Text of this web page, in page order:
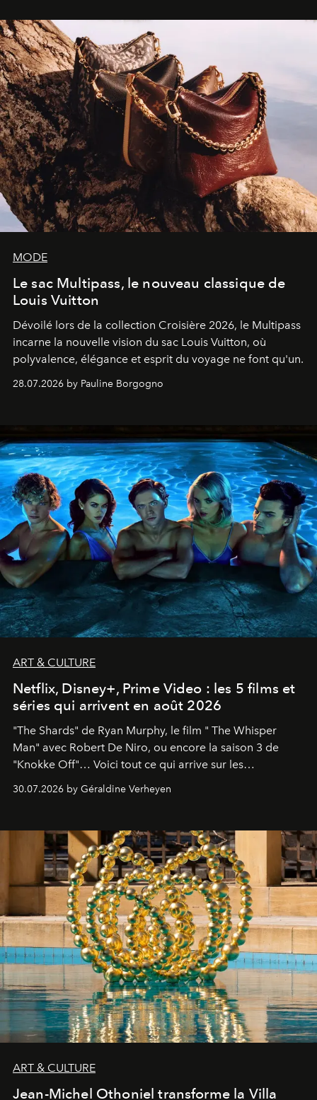
sculpture.
MODE
Le sac Multipass, le nouveau classique de
Louis Vuitton
Dévoilé lors de la collection Croisière 2026, le Multipass
incarne la nouvelle vision du sac Louis Vuitton, où
polyvalence, élégance et esprit du voyage ne font qu'un.
28.07.2026 by Pauline Borgogno
ART & CULTURE
Netflix, Disney+, Prime Video : les 5 films et
séries qui arrivent en août 2026
"The Shards" de Ryan Murphy, le film " The Whisper
Man" avec Robert De Niro, ou encore la saison 3 de
"Knokke Off"… Voici tout ce qui arrive sur les
plateformes de streaming en août 2026.
30.07.2026 by Géraldine Verheyen
ART & CULTURE
Jean-Michel Othoniel transforme la Villa